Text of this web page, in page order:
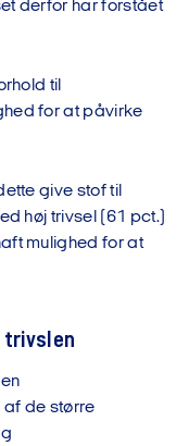
derfor har forstået
til
for at påvirke
give stof til
høj trivsel (61 pct.)
mulighed for at
trivslen
de større